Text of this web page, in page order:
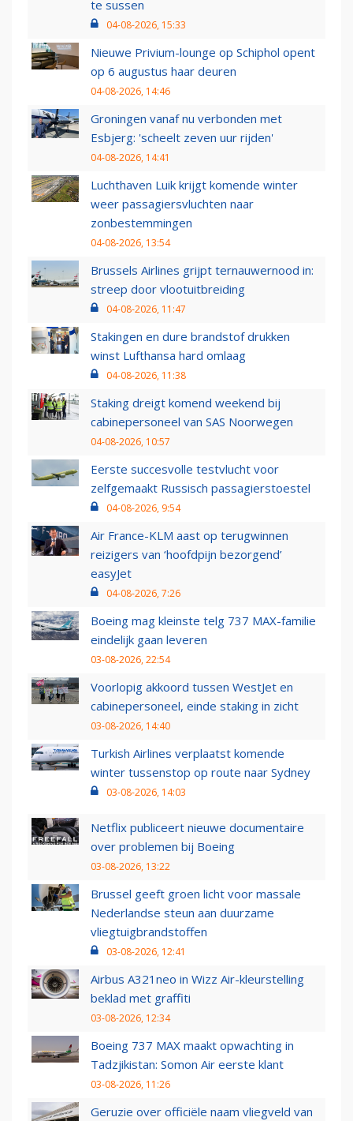
te sussen
04-08-2026, 15:33
Nieuwe Privium-lounge op Schiphol opent
op 6 augustus haar deuren
04-08-2026, 14:46
Groningen vanaf nu verbonden met
Esbjerg: 'scheelt zeven uur rijden'
04-08-2026, 14:41
Luchthaven Luik krijgt komende winter
weer passagiersvluchten naar
zonbestemmingen
04-08-2026, 13:54
Brussels Airlines grijpt ternauwernood in:
streep door vlootuitbreiding
04-08-2026, 11:47
Stakingen en dure brandstof drukken
winst Lufthansa hard omlaag
04-08-2026, 11:38
Staking dreigt komend weekend bij
cabinepersoneel van SAS Noorwegen
04-08-2026, 10:57
Eerste succesvolle testvlucht voor
zelfgemaakt Russisch passagierstoestel
04-08-2026, 9:54
Air France-KLM aast op terugwinnen
reizigers van ‘hoofdpijn bezorgend’
easyJet
04-08-2026, 7:26
Boeing mag kleinste telg 737 MAX-familie
eindelijk gaan leveren
03-08-2026, 22:54
Voorlopig akkoord tussen WestJet en
cabinepersoneel, einde staking in zicht
03-08-2026, 14:40
Turkish Airlines verplaatst komende
winter tussenstop op route naar Sydney
03-08-2026, 14:03
Netflix publiceert nieuwe documentaire
over problemen bij Boeing
03-08-2026, 13:22
Brussel geeft groen licht voor massale
Nederlandse steun aan duurzame
vliegtuigbrandstoffen
03-08-2026, 12:41
Airbus A321neo in Wizz Air-kleurstelling
beklad met graffiti
03-08-2026, 12:34
Boeing 737 MAX maakt opwachting in
Tadzjikistan: Somon Air eerste klant
03-08-2026, 11:26
Geruzie over officiële naam vliegveld van